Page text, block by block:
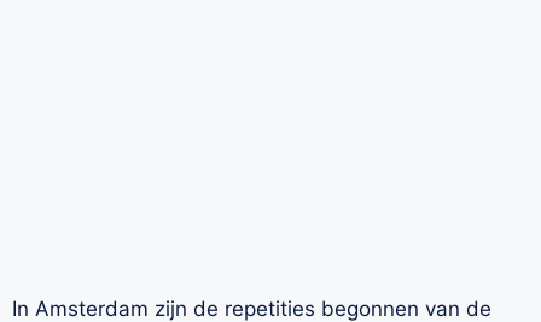
In Amsterdam zijn de repetities begonnen van de